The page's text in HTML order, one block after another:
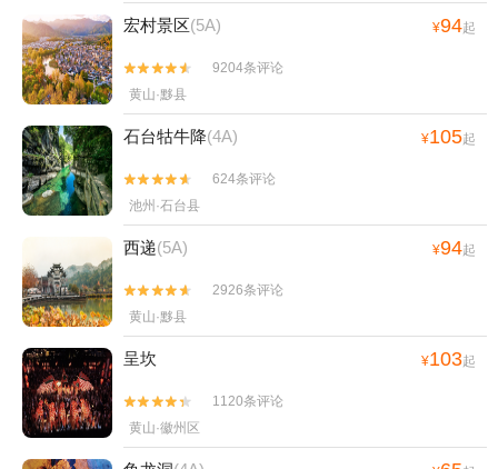
宏村景区(5A) ¥94起


9204条评论
黄山·黟县
石台牯牛降(4A) ¥105起


624条评论
池州·石台县
西递(5A) ¥94起


2926条评论
黄山·黟县
呈坎 ¥103起


1120条评论
黄山·徽州区